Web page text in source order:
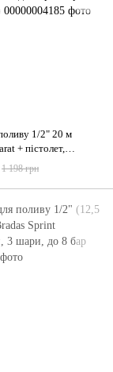
1/2" 20 м
+ пістолет,
адаптер на кран
1 198 грн